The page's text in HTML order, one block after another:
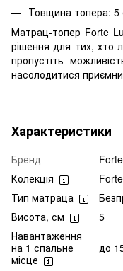
Товщина топера: 5
Матрац-топер Forte
рішення для тих, хто
пропустіть
насолодитися
Характеристики
Бренд
Forte
Колекція
Forte
Тип матраца
Висота, см
5
Навантаження
на 1 спальне
місце
до